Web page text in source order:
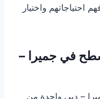
احتياجاتهم واختيار
في جميرا –
– دبي واحدة من